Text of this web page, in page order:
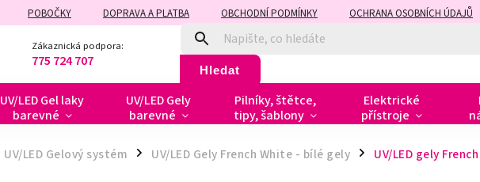
POBOČKY DOPRAVA A PLATBA OBCHODNÍ PODMÍNKY OCHRANA OSOBNÍCH ÚDAJŮ
Zákaznická podpora:
775 724 707 Hledat
UV/LED Gel laky
barevné
UV/LED Gely
barevné
Pilníky, štětce,
tipy, šablony
Elektrické
přístroje
UV/LED Gelový systém / UV/LED Gely French White - bílé gely / UV/LED gely